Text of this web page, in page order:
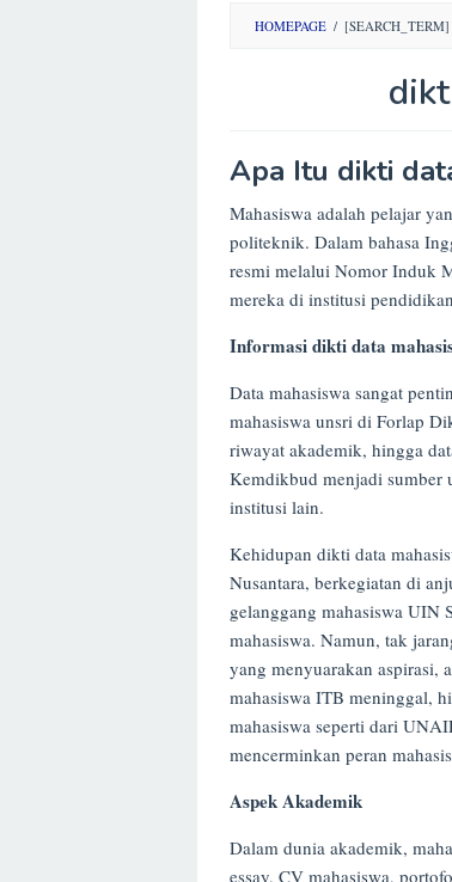
HOMEPAGE /
Opini
on
17/04/2025
Apa Itu dikti
Mahasiswa adalah pelajar
politeknik. Dalam bahasa
resmi melalui Nomor Induk
mereka di institusi
Informasi dikti data
Data mahasiswa sangat
mahasiswa unsri di Forlap
riwayat akademik, hingga
Kemdikbud menjadi sumber
institusi lain.
Kehidupan dikti data
Nusantara, berkegiatan di
gelanggang mahasiswa UIN
mahasiswa. Namun, tak
yang menyuarakan aspirasi,
mahasiswa ITB meninggal,
mahasiswa seperti dari
mencerminkan peran
Aspek Akademik
Dalam dunia akademik,
essay, CV mahasiswa,